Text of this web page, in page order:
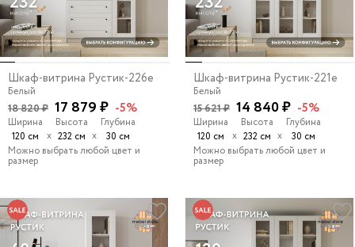
Шкаф-витрина Рустик-226e
Белый
18 820 ₽ 17 879 ₽ -5%
Ширина
120 см
х
Высота
232 см х
Глубина
30 см
Можно выбрать любой цвет и
размер
Шкаф-витрина Рустик-221e
Белый
15 621 ₽ 14 840 ₽ -5%
Ширина
120 см
х
Высота
232 см х
Глубина
30 см
Можно выбрать любой цвет и
размер